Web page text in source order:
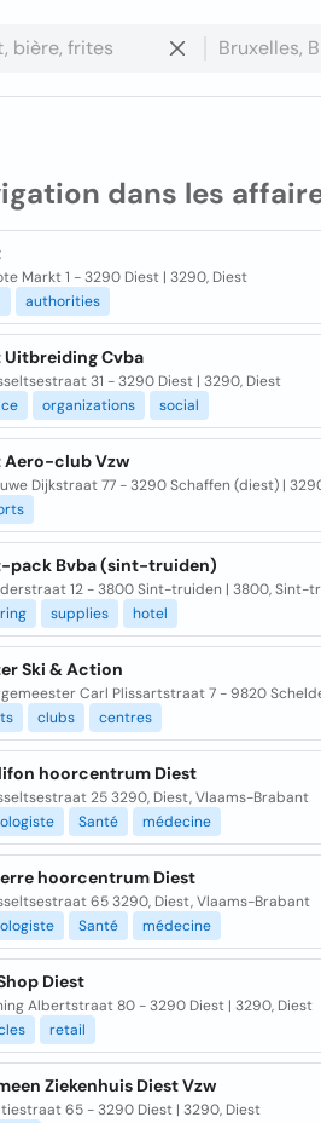
dans les
Markt 1 - 3290 Diest | 3290, Diest
authorities
Uitbreiding Cvba
31 - 3290 Diest | 3290, Diest
organizations social
Aero-club Vzw
Dijkstraat 77 - 3290 Schaffen (diest) |
pack Bvba (sint-truiden)
12 - 3800 Sint-truiden | 3800, Sint-
supplies hotel
Ski & Action
Carl Plissartstraat 7 - 9820
clubs centres
hoorcentrum Diest
25 3290, Diest, Vlaams-Brabant
Santé médecine
hoorcentrum Diest
65 3290, Diest, Vlaams-Brabant
Santé médecine
Diest
Albertstraat 80 - 3290 Diest | 3290, Diest
retail
Ziekenhuis Diest Vzw
65 - 3290 Diest | 3290, Diest